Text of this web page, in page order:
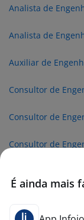
Analista de
Analista de
Auxiliar de
Consultor de
Consultor de
Consultor de
É ainda mais